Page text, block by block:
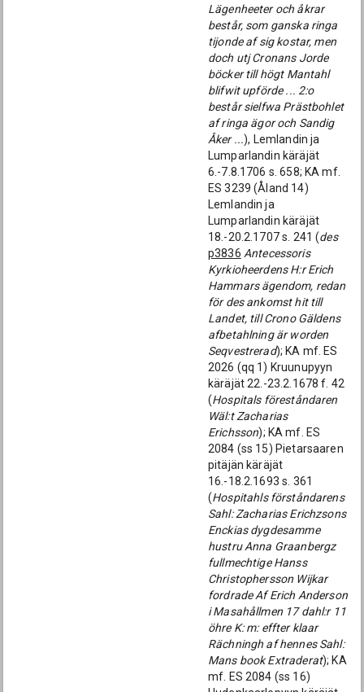
Lägenheeter och åkrar
består, som ganska ringa
tijonde af sig kostar, men
doch utj Cronans Jorde
böcker till högt Mantahl
blifwit upförde ... 2:o
består sielfwa Prästbohlet
af ringa ägor och Sandig
Åker ...), Lemlandin ja
Lumparlandin käräjät
6.-7.8.1706 s. 658; KA mf.
ES 3239 (Åland 14)
Lemlandin ja
Lumparlandin käräjät
18.-20.2.1707 s. 241 (des
p3836 Antecessoris
Kyrkioheerdens H:r Erich
Hammars ägendom, redan
för des ankomst hit till
Landet, till Crono Gäldens
afbetahlning är worden
Seqvestrerad); KA mf. ES
2026 (qq 1) Kruunupyyn
käräjät 22.-23.2.1678 f. 42
(Hospitals föreståndaren
Wäl:t Zacharias
Erichsson); KA mf. ES
2084 (ss 15) Pietarsaaren
pitäjän käräjät
16.-18.2.1693 s. 361
(Hospitahls förståndarens
Sahl: Zacharias Erichzsons
Enckias dygdesamme
hustru Anna Graanbergz
fullmechtige Hanss
Christophersson Wijkar
fordrade Af Erich Anderson
i Masahållmen 17 dahl:r 11
öhre K: m: effter klaar
Rächningh af hennes Sahl:
Mans book Extraderat); KA
mf. ES 2084 (ss 16)